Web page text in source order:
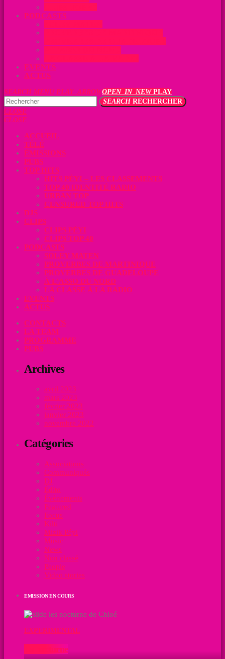
PODCASTS
EVENTS
ACTUS
SEARCH MENU PLAY_ARROWOPEN_IN_NEWPLAY
SEARCHRECHERCHER
CLOSE
CLOSE
ACCUEIL
TÉLÉ
ÉMISSIONS
PUBS
TOP HITS
HITS PÉYI – LES CLASSEMENTS
TOP 40 IDENTITÉ RADIO
URBAN TOP
CENSURED TOP HITS
DJS
CLIPS
CLIPS PÉYI
CLIPS TOP 40
PODCASTS
SOLEY MATEN
PROVERBES DE MARTINIQUE
PROVERBES DE GUADELOUPE
À L’ASSO DU NORD
LA CLASSE À LA RADIO
EVENTS
ACTUS
CONTACTS
LA TEAM
PROGRAMME
PUBS
Archives
avril 2023
mars 2023
février 2023
janvier 2023
novembre 2022
Catégories
Associations
Communiqués
DJ
Édito
Évènements
Featured
Focus
Kilti
Mizik Péyi
Music
News
Non classé
People
Video stories
EMISSION EN COURS
EXPERIMENTAL
La nocturne